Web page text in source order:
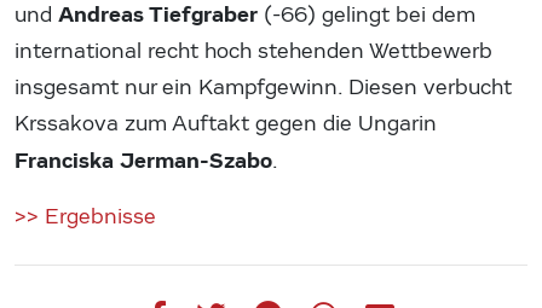
und Andreas Tiefgraber (-66) gelingt bei dem
international recht hoch stehenden Wettbewerb
insgesamt nur ein Kampfgewinn. Diesen verbucht
Krssakova zum Auftakt gegen die Ungarin
Franciska Jerman-Szabo.
>> Ergebnisse